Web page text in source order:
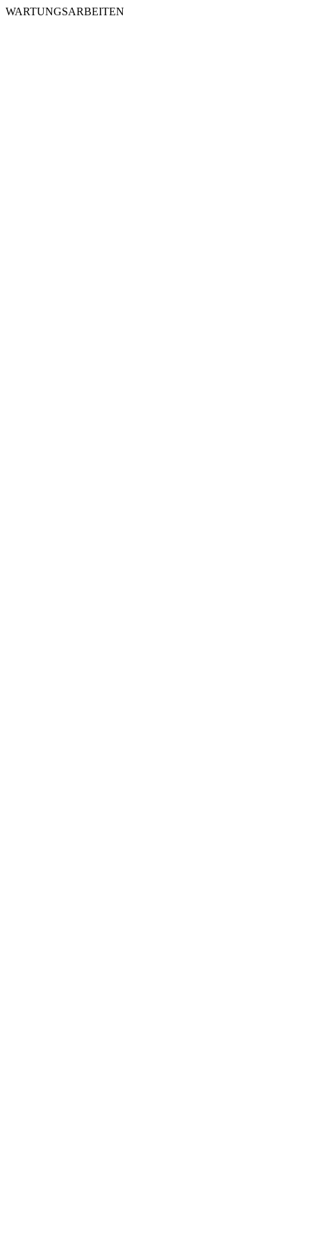
WARTUNGSARBEITEN